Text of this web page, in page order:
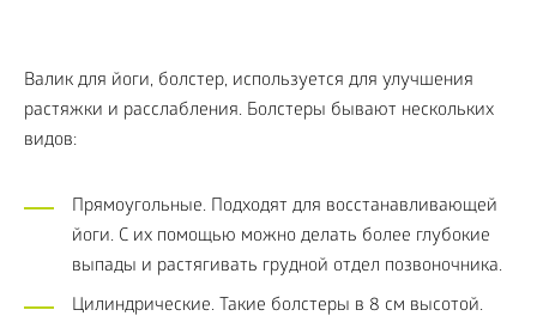
Валик для йоги, болстер, используется для улучшения
растяжки и расслабления. Болстеры бывают нескольких
видов:
Прямоугольные. Подходят для восстанавливающей
йоги. С их помощью можно делать более глубокие
выпады и растягивать грудной отдел позвоночника.
Цилиндрические. Такие болстеры в 8 см высотой.